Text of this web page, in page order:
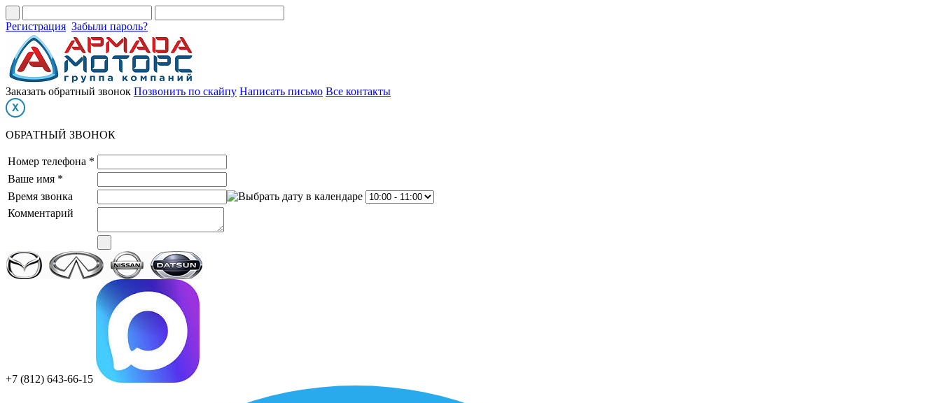
Регистрация Забыли пароль?
Заказать обратный звонок Позвонить по скайпу Написать письмо Все контакты
ОБРАТНЫЙ ЗВОНОК
Номер телефона *
Ваше имя *
Время звонка
Комментарий
+7 (812) 643-66-15